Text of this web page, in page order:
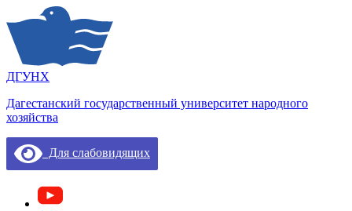
ДГУНХ
Дагестанский государственный университет народного
хозяйства
Для слабовидящих